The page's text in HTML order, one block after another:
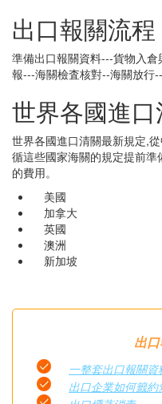
出口報關流程
準備出口報關資料---貨物入
報---海關檢査核對--海關放行
世界各國進
世界各國進口清關最新規定,
循這些國家海關的規定提前
的費用。
美國
加拿大
英國
澳洲
新加坡
出
一整套出口報關資
出口企業如何籤